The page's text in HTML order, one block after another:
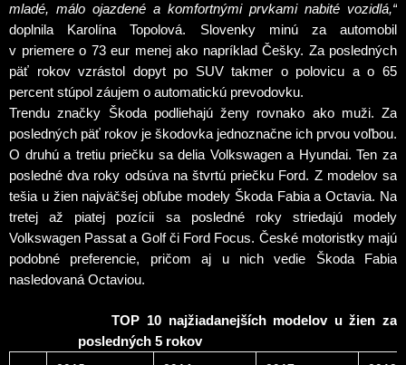
mladé, málo ojazdené a komfortnými prvkami nabité vozidlá,“
doplnila Karolína Topolová. Slovenky minú za automobil
v priemere o 73 eur menej ako napríklad Češky. Za posledných
päť rokov vzrástol dopyt po SUV takmer o polovicu a o 65
percent stúpol záujem o automatickú prevodovku.
Trendu značky Škoda podliehajú ženy rovnako ako muži. Za
posledných päť rokov je škodovka jednoznačne ich prvou voľbou.
O druhú a tretiu priečku sa delia Volkswagen a Hyundai. Ten za
posledné dva roky odsúva na štvrtú priečku Ford. Z modelov sa
tešia u žien najväčšej obľube modely Škoda Fabia a Octavia. Na
tretej až piatej pozícii sa posledné roky striedajú modely
Volkswagen Passat a Golf či Ford Focus. České motoristky majú
podobné preferencie, pričom aj u nich vedie Škoda Fabia
nasledovaná Octaviou.
TOP 10 najžiadanejších modelov u žien za
posledných 5 rokov